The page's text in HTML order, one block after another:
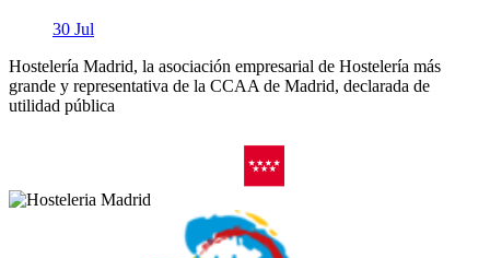
30 Jul
Hostelería Madrid, la asociación empresarial de Hostelería más
grande y representativa de la CCAA de Madrid, declarada de
utilidad pública